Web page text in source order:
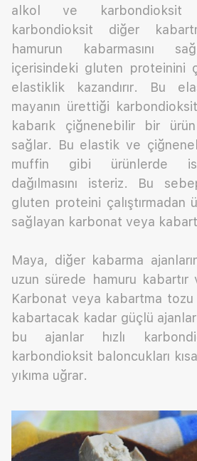
alkol ve karbondioksit
karbondioksit diğer
hamurun kabarmasını
içerisindeki gluten proteinini
elastiklik kazandırır. Bu
mayanın ürettiği
kabarık çiğnenebilir bir ürün
sağlar. Bu elastik ve
muffin gibi ürünlerde
dağılmasını isteriz. Bu
gluten proteini çalıştırmadan
sağlayan karbonat veya
Maya, diğer kabarma
uzun sürede hamuru
Karbonat veya kabartma
kabartacak kadar güçlü
bu ajanlar hızlı
karbondioksit baloncukları
yıkıma uğrar.